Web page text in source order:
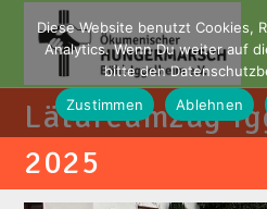
Lätareumzug
2025
Diese Website benutzt Cookies,
Analytics. Wenn Du weiter auf
bitte den
Zustimmen
Ablehnen